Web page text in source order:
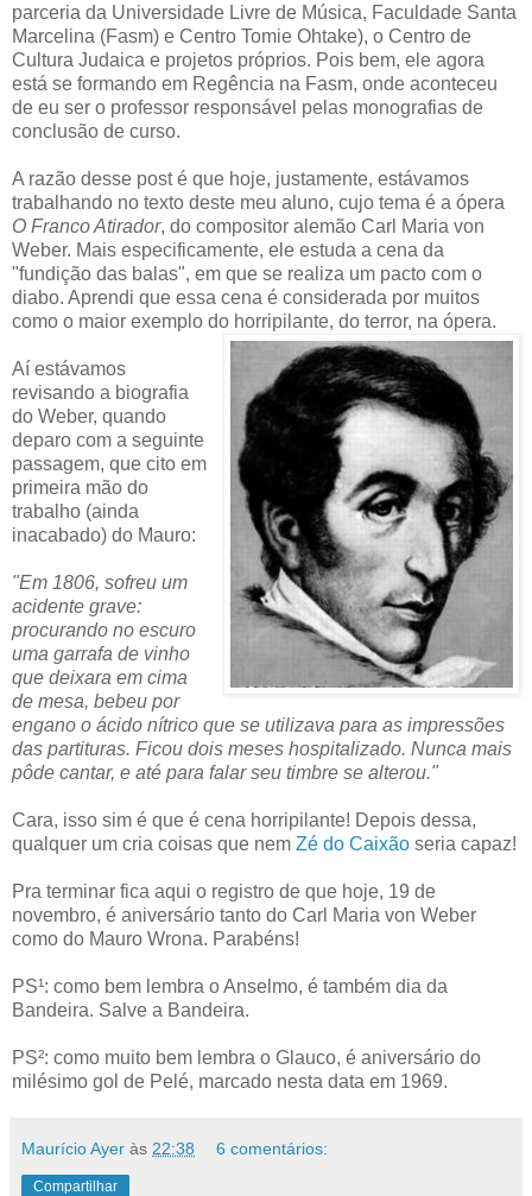
parceria da Universidade Livre de Música, Faculdade Santa
Marcelina (Fasm) e Centro Tomie Ohtake), o Centro de
Cultura Judaica e projetos próprios. Pois bem, ele agora
está se formando em Regência na Fasm, onde aconteceu
de eu ser o professor responsável pelas monografias de
conclusão de curso.
A razão desse post é que hoje, justamente, estávamos
trabalhando no texto deste meu aluno, cujo tema é a ópera
O Franco Atirador, do compositor alemão Carl Maria von
Weber. Mais especificamente, ele estuda a cena da
"fundição das balas", em que se realiza um pacto com o
diabo. Aprendi que essa cena é considerada por muitos
como o maior exemplo do horripilante, do terror, na ópera.
Aí estávamos
revisando a biografia
do Weber, quando
deparo com a seguinte
passagem, que cito em
primeira mão do
trabalho (ainda
inacabado) do Mauro:
"Em 1806, sofreu um
acidente grave:
procurando no escuro
uma garrafa de vinho
que deixara em cima
de mesa, bebeu por
engano o ácido nítrico que se utilizava para as impressões
das partituras. Ficou dois meses hospitalizado. Nunca mais
pôde cantar, e até para falar seu timbre se alterou."
Cara, isso sim é que é cena horripilante! Depois dessa,
qualquer um cria coisas que nem Zé do Caixão seria capaz!
Pra terminar fica aqui o registro de que hoje, 19 de
novembro, é aniversário tanto do Carl Maria von Weber
como do Mauro Wrona. Parabéns!
PS¹: como bem lembra o Anselmo, é também dia da
Bandeira. Salve a Bandeira.
PS²: como muito bem lembra o Glauco, é aniversário do
milésimo gol de Pelé, marcado nesta data em 1969.
Maurício Ayer às 22:38 6 comentários:
Compartilhar